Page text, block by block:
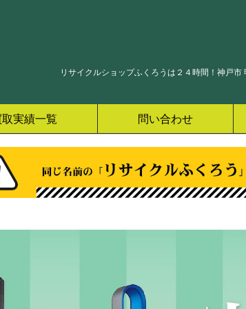
リサイクルショップふくろうは２４時間！神戸
実績一覧 問い合わせ